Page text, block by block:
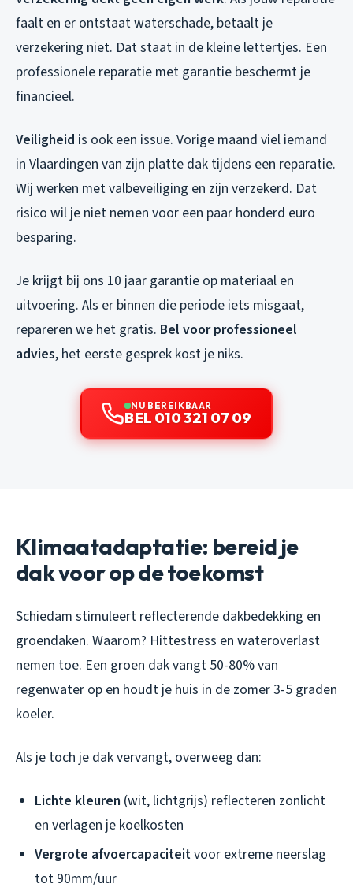
faalt en er ontstaat waterschade, betaalt je
verzekering niet. Dat staat in de kleine lettertjes. Een
professionele reparatie met garantie beschermt je
financieel.
Veiligheid is ook een issue. Vorige maand viel iemand
in Vlaardingen van zijn platte dak tijdens een reparatie.
Wij werken met valbeveiliging en zijn verzekerd. Dat
risico wil je niet nemen voor een paar honderd euro
besparing.
Je krijgt bij ons 10 jaar garantie op materiaal en
uitvoering. Als er binnen die periode iets misgaat,
repareren we het gratis. Bel voor professioneel
advies, het eerste gesprek kost je niks.
NU BEREIKBAAR
BEL 010 321 07 09
Klimaatadaptatie: bereid je
dak voor op de toekomst
Schiedam stimuleert reflecterende dakbedekking en
groendaken. Waarom? Hittestress en wateroverlast
nemen toe. Een groen dak vangt 50-80% van
regenwater op en houdt je huis in de zomer 3-5 graden
koeler.
Als je toch je dak vervangt, overweeg dan:
Lichte kleuren (wit, lichtgrijs) reflecteren zonlicht
en verlagen je koelkosten
Vergrote afvoercapaciteitvoor extreme neerslag
tot 90mm/uur